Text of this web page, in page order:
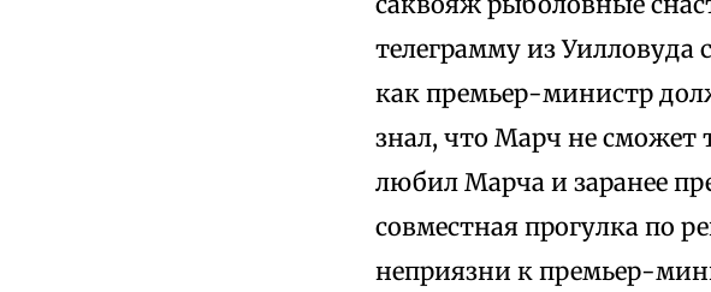
телеграмму из Уилловуда
как премьер-министр
знал, что Марч не сможет
любил Марча и заранее
совместная прогулка по
неприязни к премьер-